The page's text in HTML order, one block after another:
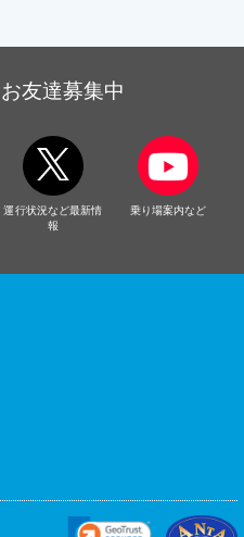
友達募集中
運行状況など最新情
報
乗り場案内など